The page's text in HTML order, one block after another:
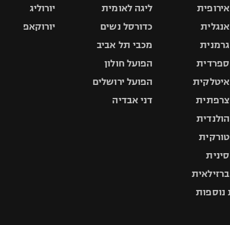
ספרדית
איטלקית
צרפתית
טורקית
נוספות
ליגה לאומית
כדורסל נשים
מכבי תל אביב
הפועל חולון
הפועל ירושלים
דני אבדיה
יורוליג
יורוקאפ